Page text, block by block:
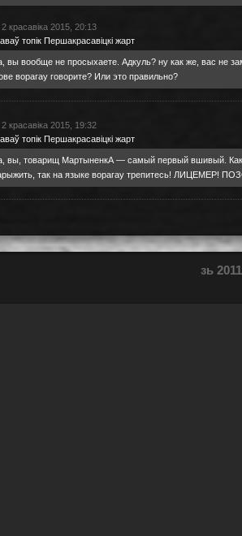
2 красавіка 2015, 20:13
топік Першакрасавіцкі жарт
вы вообще не просыхаете. Адкуль? ну как же, вас не
ворагау говорите? Или это правильно?
2 красавіка 2015, 19:32
топік Першакрасавіцкі жарт
вы, товарищ МартыненкА — самый первый вшивый. Как
так на языке ворагау трепитесь! ЛИЦЕМЕР!
зь 2011